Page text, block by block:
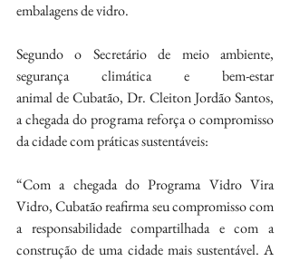
embalagens de vidro.
Segundo o Secretário de meio ambiente,
segurança climática e bem-estar
animal de Cubatão, Dr. Cleiton Jordão Santos,
a chegada do programa reforça o compromisso
da cidade com práticas sustentáveis:
“Com a chegada do Programa Vidro Vira
Vidro, Cubatão reafirma seu compromisso com
a responsabilidade compartilhada e com a
construção de uma cidade mais sustentável. A